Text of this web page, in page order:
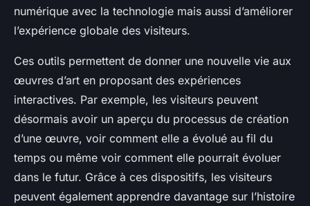
numérique avec la technologie mais aussi d’améliorer
l’expérience globale des visiteurs.
Ces outils permettent de donner une nouvelle vie aux
œuvres d’art en proposant des expériences
interactives. Par exemple, les visiteurs peuvent
désormais avoir un aperçu du processus de création
d’une œuvre, voir comment elle a évolué au fil du
temps ou même voir comment elle pourrait évoluer
dans le futur. Grâce à ces dispositifs, les visiteurs
peuvent également apprendre davantage sur l’histoire